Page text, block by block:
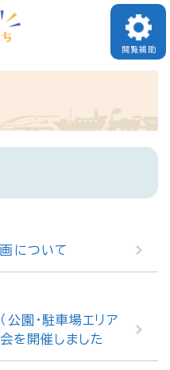
閲覧補助
について
公園・駐車場エリア
を開催しました